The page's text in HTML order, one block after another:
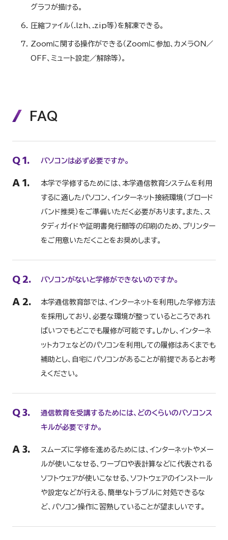
グラフが描ける。
圧縮ファイル（.lzh、.zip等）を解凍できる。
Zoomに関する操作ができる（Zoomに参加、カメラON／
OFF、ミュート設定／解除等）。
FAQ
Q1. パソコンは必ず必要ですか。
A1.
本学で学修するためには、本学通信教育システムを利用
するに適したパソコン、インターネット接続環境（ブロード
バンド推奨）をご準備いただく必要があります。また、ス
タディガイドや証明書発行願等の印刷のため、プリンター
をご用意いただくことをお奨めします。
Q2. パソコンがないと学修ができないのですか。
A2.
本学通信教育部では、インターネットを利用した学修方法
を採用しており、必要な環境が整っているところであれ
ばいつでもどこでも履修が可能です。しかし、インターネ
ットカフェなどのパソコンを利用しての履修はあくまでも
補助とし、自宅にパソコンがあることが前提であるとお考
えください。
Q3.
通信教育を受講するためには、どのくらいのパソコンス
キルが必要ですか。
A3.
スムーズに学修を進めるためには、インターネットやメー
ルが使いこなせる、ワープロや表計算などに代表される
ソフトウェアが使いこなせる、ソフトウェアのインストール
や設定などが行える、簡単なトラブルに対処できるな
ど、パソコン操作に習熟していることが望ましいです。